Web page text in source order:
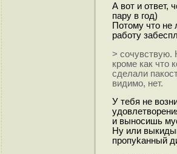
А вот и ответ,
пару в год)
Потому что
работу
> сочувствую.
кроме как что
сделали
видимо, нет.
У тебя не
и выносишь
Ну или
пpoпуkанный